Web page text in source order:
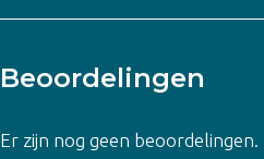
Beoordelingen
Er zijn nog geen beoordelingen.